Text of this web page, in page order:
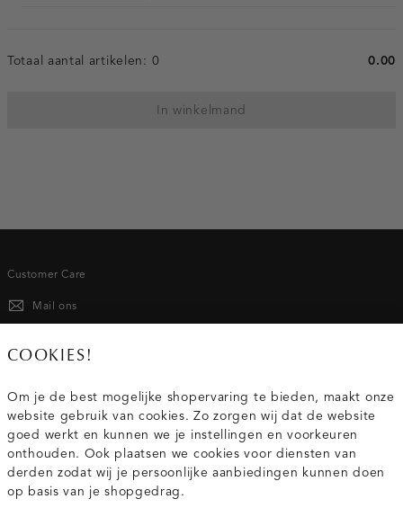
Totaal aantal artikelen: 0 0.00
In winkelmand
Customer Care
Mail ons
Service
Wij zijn Costes
COOKIES!
Om je de best mogelijke shopervaring te bieden, maakt onze
website gebruik van cookies. Zo zorgen wij dat de website
goed werkt en kunnen we je instellingen en voorkeuren
onthouden. Ook plaatsen we cookies voor diensten van
derden zodat wij je persoonlijke aanbiedingen kunnen doen
op basis van je shopgedrag.